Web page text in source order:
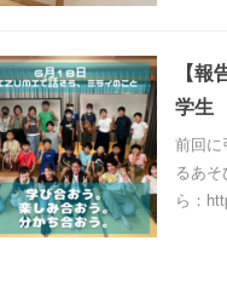
【
学生
前回に
るあ
ら：